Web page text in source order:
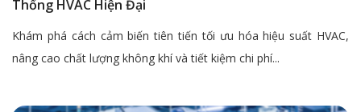
Thống HVAC Hiện Đại
Khám phá cách cảm biến tiên tiến tối ưu hóa hiệu suất HVAC,
nâng cao chất lượng không khí và tiết kiệm chi phí...